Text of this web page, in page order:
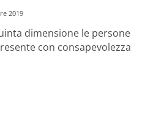
2019
dimensione le persone
con consapevolezza